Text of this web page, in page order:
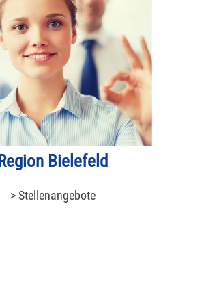
Region Bielefeld
> Stellenangebote